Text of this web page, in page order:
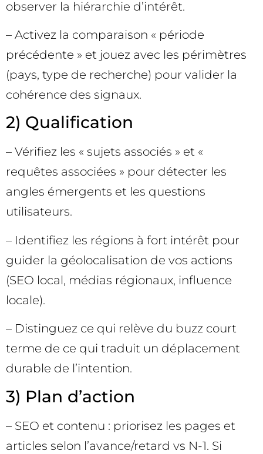
observer la hiérarchie d’intérêt.
– Activez la comparaison « période
précédente » et jouez avec les périmètres
(pays, type de recherche) pour valider la
cohérence des signaux.
2) Qualification
– Vérifiez les « sujets associés » et «
requêtes associées » pour détecter les
angles émergents et les questions
utilisateurs.
– Identifiez les régions à fort intérêt pour
guider la géolocalisation de vos actions
(SEO local, médias régionaux, influence
locale).
– Distinguez ce qui relève du buzz court
terme de ce qui traduit un déplacement
durable de l’intention.
3) Plan d’action
– SEO et contenu : priorisez les pages et
articles selon l’avance/retard vs N-1. Si